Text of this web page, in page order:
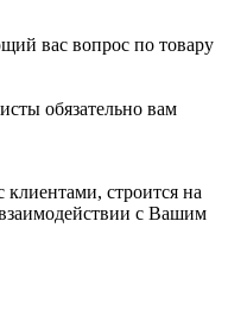
вас вопрос по товару
обязательно вам
клиентами, строится на
с Вашим